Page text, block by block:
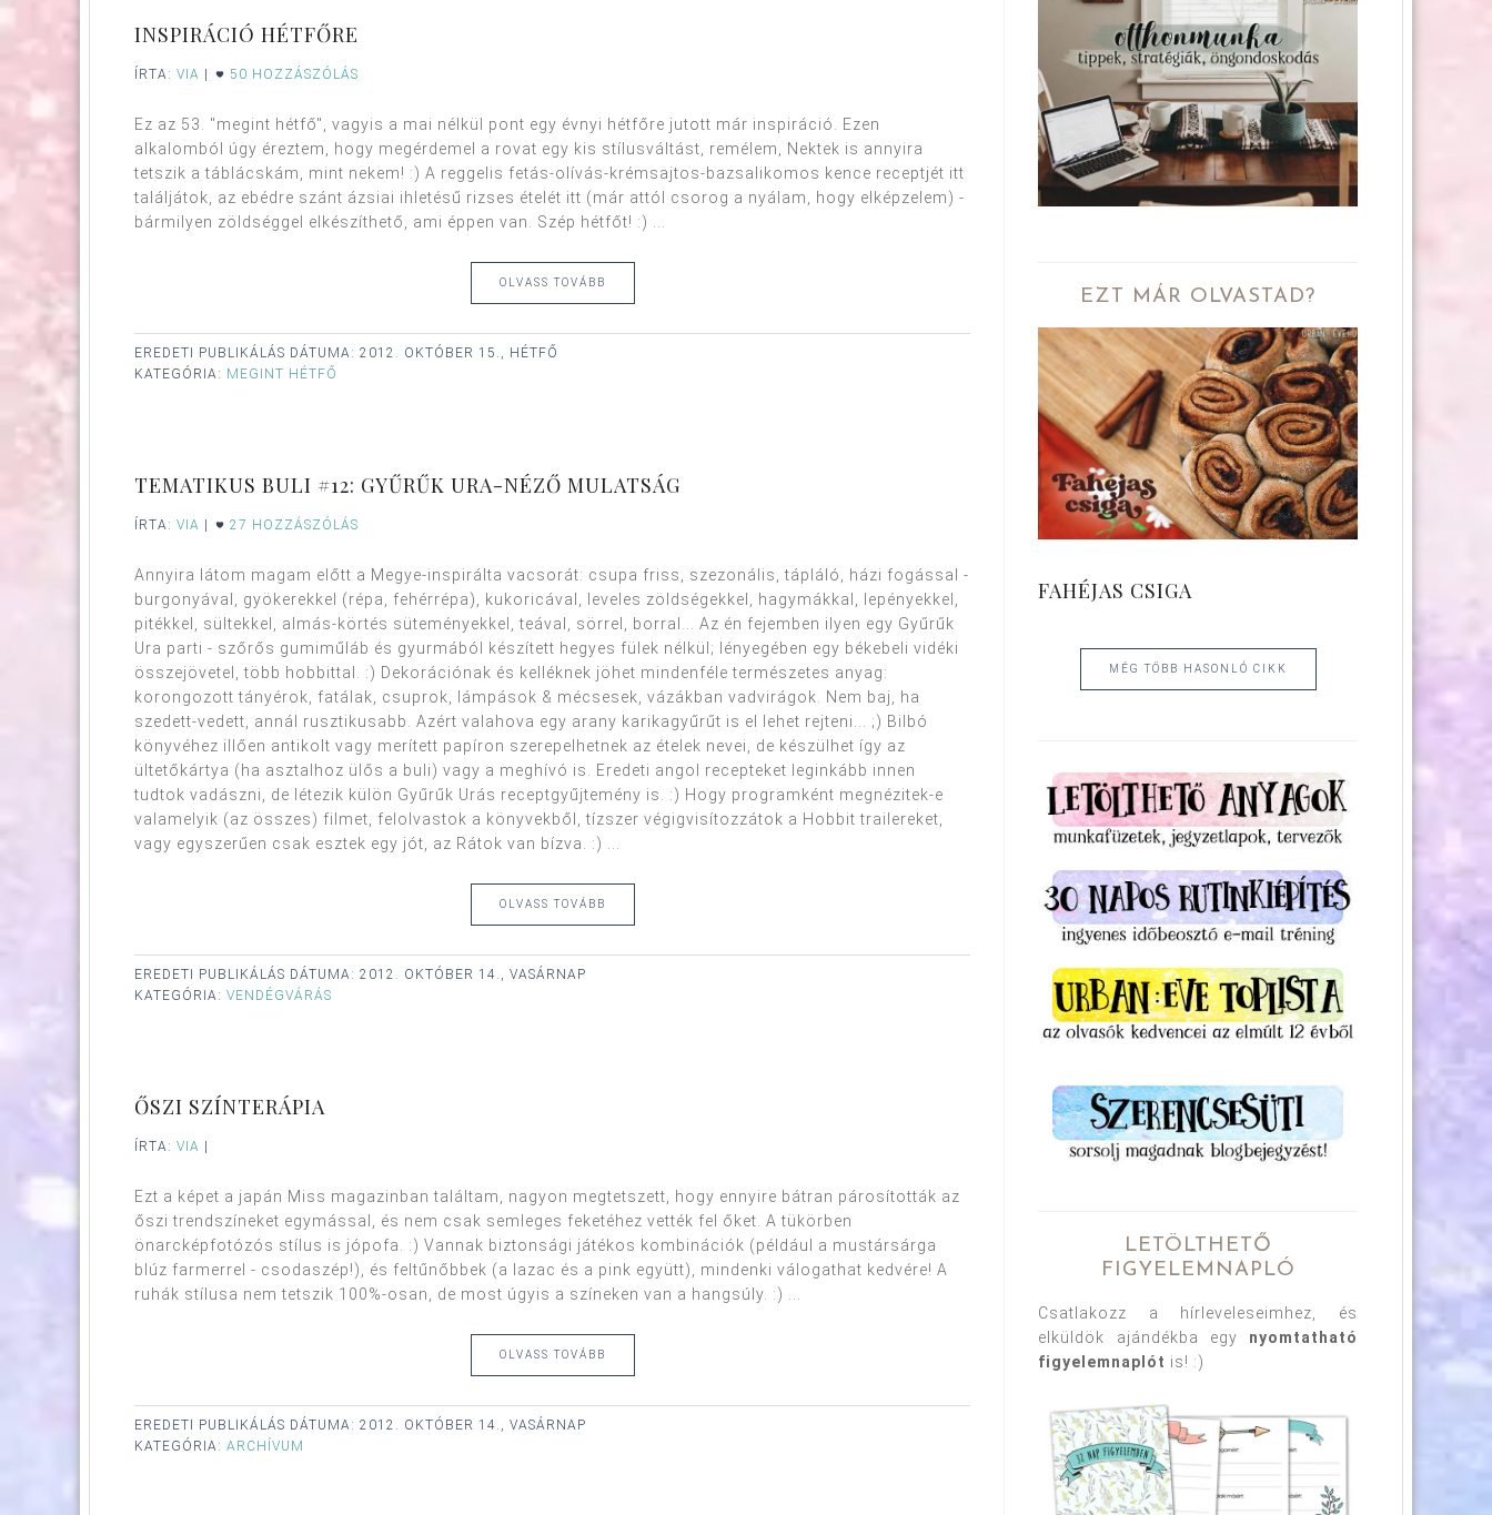
INSPIRÁCIÓ HÉTFŐRE
ÍRTA: VIA 50 HOZZÁSZÓLÁS
Ez az 53. "megint hétfő", vagyis a mai nélkül pont egy évnyi hétfőre jutott már inspiráció. Ezen
alkalomból úgy éreztem, hogy megérdemel a rovat egy kis stílusváltást, remélem, Nektek is annyira
tetszik a táblácskám, mint nekem! :) A reggelis fetás-olívás-krémsajtos-bazsalikomos kence receptjét itt
találjátok, az ebédre szánt ázsiai ihletésű rizses ételét itt (már attól csorog a nyálam, hogy elképzelem) -
bármilyen zöldséggel elkészíthető, ami éppen van. Szép hétfőt! :) ...
OLVASS TOVÁBB
EREDETI PUBLIKÁLÁS DÁTUMA: 2012. OKTÓBER 15., HÉTFŐ
KATEGÓRIA: MEGINT HÉTFŐ
TEMATIKUS BULI #12: GYŰRŰK URA-NÉZŐ MULATSÁG
ÍRTA: VIA 27 HOZZÁSZÓLÁS
Annyira látom magam előtt a Megye-inspirálta vacsorát: csupa friss, szezonális, tápláló, házi fogással -
burgonyával, gyökerekkel (répa, fehérrépa), kukoricával, leveles zöldségekkel, hagymákkal, lepényekkel,
pitékkel, sültekkel, almás-körtés süteményekkel, teával, sörrel, borral... Az én fejemben ilyen egy Gyűrűk
Ura parti - szőrős gumiműláb és gyurmából készített hegyes fülek nélkül; lényegében egy békebeli vidéki
összejövetel, több hobbittal. :) Dekorációnak és kelléknek jöhet mindenféle természetes anyag:
korongozott tányérok, fatálak, csuprok, lámpások & mécsesek, vázákban vadvirágok. Nem baj, ha
szedett-vedett, annál rusztikusabb. Azért valahova egy arany karikagyűrűt is el lehet rejteni... ;) Bilbó
könyvéhez illően antikolt vagy merített papíron szerepelhetnek az ételek nevei, de készülhet így az
ültetőkártya (ha asztalhoz ülős a buli) vagy a meghívó is. Eredeti angol recepteket leginkább innen
tudtok vadászni, de létezik külön Gyűrűk Urás receptgyűjtemény is. :) Hogy programként megnézitek-e
valamelyik (az összes) filmet, felolvastok a könyvekből, tízszer végigvisítozzátok a Hobbit trailereket,
vagy egyszerűen csak esztek egy jót, az Rátok van bízva. :) ...
OLVASS TOVÁBB
EREDETI PUBLIKÁLÁS DÁTUMA: 2012. OKTÓBER 14., VASÁRNAP
KATEGÓRIA: VENDÉGVÁRÁS
ŐSZI SZÍNTERÁPIA
ÍRTA: VIA
Ezt a képet a japán Miss magazinban találtam, nagyon megtetszett, hogy ennyire bátran párosították az
őszi trendszíneket egymással, és nem csak semleges feketéhez vették fel őket. A tükörben
önarcképfotózós stílus is jópofa. :) Vannak biztonsági játékos kombinációk (például a mustársárga
blúz farmerrel - csodaszép!), és feltűnőbbek (a lazac és a pink együtt), mindenki válogathat kedvére! A
ruhák stílusa nem tetszik 100%-osan, de most úgyis a színeken van a hangsúly. :) ...
OLVASS TOVÁBB
EREDETI PUBLIKÁLÁS DÁTUMA: 2012. OKTÓBER 14., VASÁRNAP
KATEGÓRIA: ARCHÍVUM
EZT MÁR OLVASTAD?
FAHÉJAS CSIGA
MÉG TÖBB HASONLÓ CIKK
LETÖLTHETŐ
FIGYELEMNAPLÓ
Csatlakozz a hírleveleseimhez, és
elküldök ajándékba egy nyomtatható
figyelemnaplót is! :)